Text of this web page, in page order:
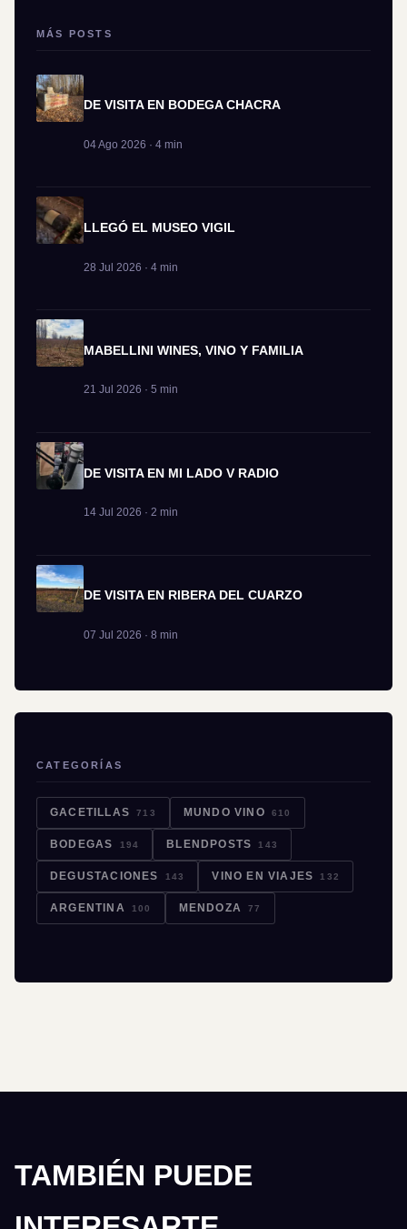
MÁS POSTS
DE VISITA EN BODEGA CHACRA
04 Ago 2026 · 4 min
LLEGÓ EL MUSEO VIGIL
28 Jul 2026 · 4 min
MABELLINI WINES, VINO Y FAMILIA
21 Jul 2026 · 5 min
DE VISITA EN MI LADO V RADIO
14 Jul 2026 · 2 min
DE VISITA EN RIBERA DEL CUARZO
07 Jul 2026 · 8 min
CATEGORÍAS
GACETILLAS 713 MUNDO VINO 610
BODEGAS 194 BLENDPOSTS 143
DEGUSTACIONES 143 VINO EN VIAJES 132
ARGENTINA 100 MENDOZA 77
TAMBIÉN PUEDE